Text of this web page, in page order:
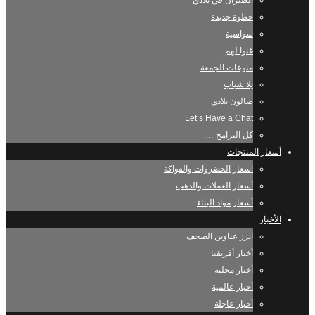
خطوة جديدة
سواسية
غنوا لهم
منوعات الجمعة
يلا شباب
صالون بلادي
Let’s Have a Chat
كل البرامج …
أسعار المنتجات
اسعار الخضروات والفواكة
أسعار العملات والذهب
أسعار مواد البناء
الأخبار
ابرز عناوين الصحف
أخبار أفريقيا
أخبار محلية
أخبار عالمية
أخبار عاجلة